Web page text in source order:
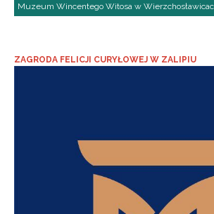
Muzeum Wincentego Witosa w
ZAGRODA FELICJI CURYŁOWEJ W ZALIPIU